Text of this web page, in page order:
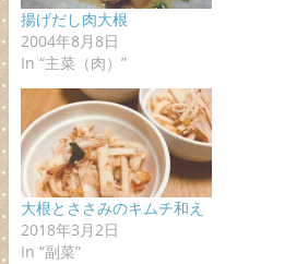
揚げだし肉大根
2004年8月8日
In “主菜（肉）”
大根とささみのキムチ和え
2018年3月2日
In “副菜”